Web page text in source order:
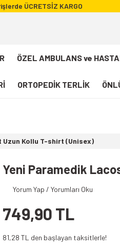
ÜCRETSİZ KARGO
ÖZEL AMBULANS ve
ORTOPEDİK TERLİK
T-shirt
Yelek
Polar
Uzun Kollu T-shirt (Unisex)
Yeni Paramedik
Yorum Yap / Yorumları Oku
749,90 TL
81,28 TL den başlayan taksitlerle!